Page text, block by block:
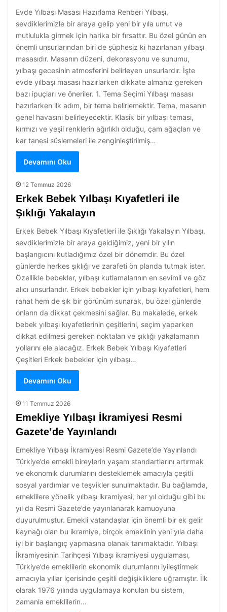
Evde Yılbaşı Masası Hazırlama Rehberi Yılbaşı,
sevdiklerimizle bir araya gelip yeni bir yıla umut ve
mutlulukla girmek için harika bir fırsattır. Bu özel günün en
önemli unsurlarından biri de şüphesiz ki hazırlanan yılbaşı
masasıdır. Masanın düzeni, dekorasyonu ve sunumu,
yılbaşı gecesinin atmosferini belirleyen unsurlardır. İşte
evde yılbaşı masası hazırlarken dikkate almanız gereken
bazı ipuçları ve öneriler. 1. Tema Seçimi Yılbaşı masası
hazırlarken ilk adım, bir tema belirlemektir. Tema, masanın
genel havasını belirleyecektir. Klasik bir yılbaşı teması,
kırmızı ve yeşil renklerin ağırlıklı olduğu, çam ağaçları ve
kar tanesi süslemeleri ile zenginleştirilmiş…
Devamını Oku
12 Temmuz 2026
Erkek Bebek Yılbaşı Kıyafetleri ile
Şıklığı Yakalayın
Erkek Bebek Yılbaşı Kıyafetleri ile Şıklığı Yakalayın Yılbaşı,
sevdiklerimizle bir araya geldiğimiz, yeni bir yılın
başlangıcını kutladığımız özel bir dönemdir. Bu özel
günlerde herkes şıklığı ve zarafeti ön planda tutmak ister.
Özellikle bebekler, yılbaşı kutlamalarının en sevimli ve göz
alıcı unsurlarıdır. Erkek bebekler için yılbaşı kıyafetleri, hem
rahat hem de şık bir görünüm sunarak, bu özel günlerde
onların da dikkat çekmesini sağlar. Bu makalede, erkek
bebek yılbaşı kıyafetlerinin çeşitlerini, seçim yaparken
dikkat edilmesi gereken noktaları ve şıklığı yakalamanın
yollarını ele alacağız. Erkek Bebek Yılbaşı Kıyafetleri
Çeşitleri Erkek bebekler için yılbaşı…
Devamını Oku
11 Temmuz 2026
Emekliye Yılbaşı İkramiyesi Resmi
Gazete’de Yayınlandı
Emekliye Yılbaşı İkramiyesi Resmi Gazete’de Yayınlandı
Türkiye’de emekli bireylerin yaşam standartlarını artırmak
ve ekonomik durumlarını desteklemek amacıyla çeşitli
sosyal yardımlar ve teşvikler sunulmaktadır. Bu bağlamda,
emeklilere yönelik yılbaşı ikramiyesi, her yıl olduğu gibi bu
yıl da Resmi Gazete’de yayınlanarak kamuoyuna
duyurulmuştur. Emekli vatandaşlar için önemli bir ek gelir
kaynağı olan bu ikramiye, birçok emeklinin yeni yıla daha
iyi bir başlangıç yapmasına olanak tanımaktadır. Yılbaşı
İkramiyesinin Tarihçesi Yılbaşı ikramiyesi uygulaması,
Türkiye’de emeklilerin ekonomik durumlarını iyileştirmek
amacıyla yıllar içerisinde çeşitli değişikliklere uğramıştır. İlk
olarak 1976 yılında uygulamaya konulan bu sistem,
zamanla emeklilerin…